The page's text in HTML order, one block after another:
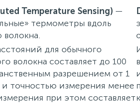
Temperature Sensing) —
термометры вдоль
волокна.
для обычного
волокна составляет до 100
разрешением от 1
точностью измерения менее
при этом составляет